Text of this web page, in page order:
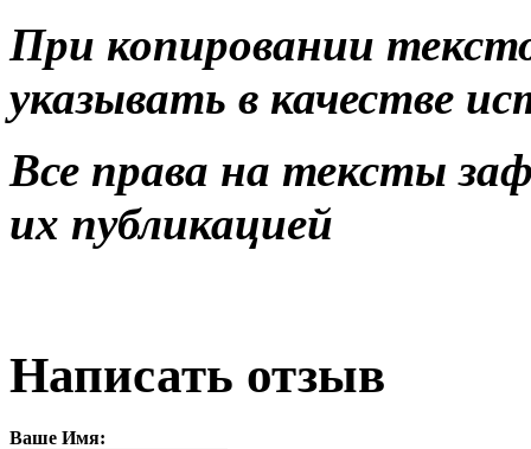
При копировании
указывать в качестве
Все права на тексты
их публикацией
Написать отзыв
Ваше Имя: